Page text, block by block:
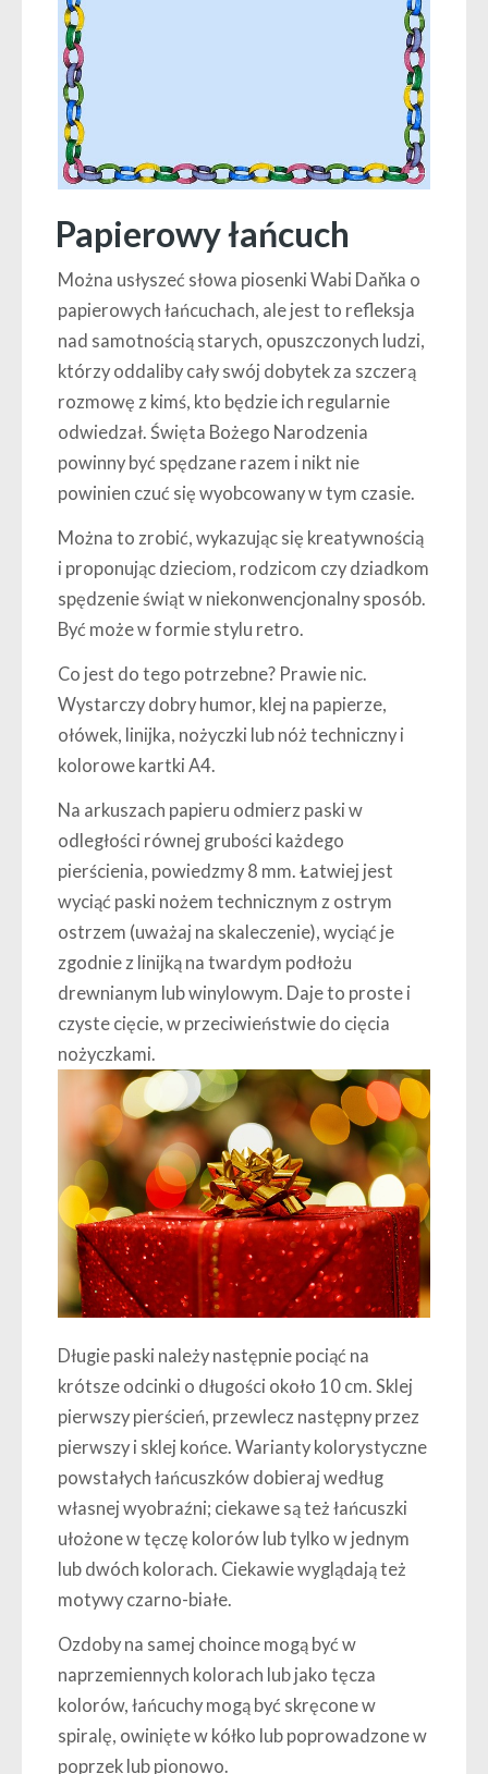
Papierowy łańcuch
Można usłyszeć słowa piosenki Wabi Daňka o
papierowych łańcuchach, ale jest to refleksja
nad samotnością starych, opuszczonych ludzi,
którzy oddaliby cały swój dobytek za szczerą
rozmowę z kimś, kto będzie ich regularnie
odwiedzał. Święta Bożego Narodzenia
powinny być spędzane razem i nikt nie
powinien czuć się wyobcowany w tym czasie.
Można to zrobić, wykazując się kreatywnością
i proponując dzieciom, rodzicom czy dziadkom
spędzenie świąt w niekonwencjonalny sposób.
Być może w formie stylu retro.
Co jest do tego potrzebne? Prawie nic.
Wystarczy dobry humor, klej na papierze,
ołówek, linijka, nożyczki lub nóż techniczny i
kolorowe kartki A4.
Na arkuszach papieru odmierz paski w
odległości równej grubości każdego
pierścienia, powiedzmy 8 mm. Łatwiej jest
wyciąć paski nożem technicznym z ostrym
ostrzem (uważaj na skaleczenie), wyciąć je
zgodnie z linijką na twardym podłożu
drewnianym lub winylowym. Daje to proste i
czyste cięcie, w przeciwieństwie do cięcia
nożyczkami.
Długie paski należy następnie pociąć na
krótsze odcinki o długości około 10 cm. Sklej
pierwszy pierścień, przewlecz następny przez
pierwszy i sklej końce. Warianty kolorystyczne
powstałych łańcuszków dobieraj według
własnej wyobraźni; ciekawe są też łańcuszki
ułożone w tęczę kolorów lub tylko w jednym
lub dwóch kolorach. Ciekawie wyglądają też
motywy czarno-białe.
Ozdoby na samej choince mogą być w
naprzemiennych kolorach lub jako tęcza
kolorów, łańcuchy mogą być skręcone w
spiralę, owinięte w kółko lub poprowadzone w
poprzek lub pionowo.